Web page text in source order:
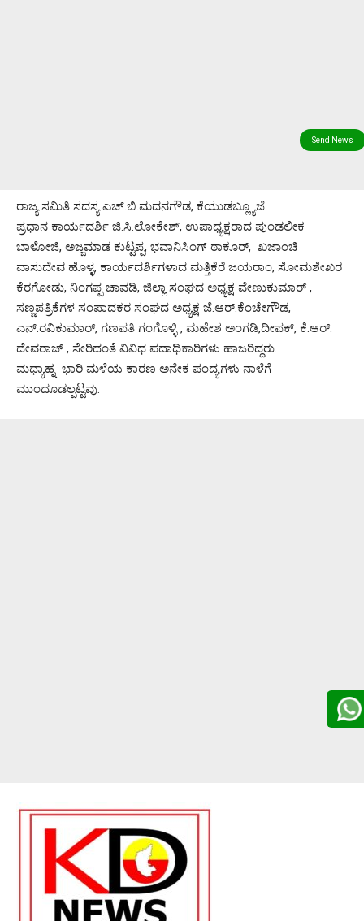
ರಾಜ್ಯ ಸಮಿತಿ ಸದಸ್ಯ ಎಚ್.ಬಿ.ಮದನಗೌಡ, ಕೆಯುಡಬ್ಲ್ಯೂಜೆ
ಪ್ರಧಾನ ಕಾರ್ಯದರ್ಶಿ ಜಿ.ಸಿ.ಲೋಕೇಶ್, ಉಪಾಧ್ಯಕ್ಷರಾದ ಪುಂಡಲೀಕ
ಬಾಳೋಜಿ, ಅಜ್ಜಮಾಡ ಕುಟ್ಟಪ್ಪ, ಭವಾನಿಸಿಂಗ್ ಠಾಕೂರ್, ಖಜಾಂಚಿ
ವಾಸುದೇವ ಹೊಳ್ಳ, ಕಾರ್ಯದರ್ಶಿಗಳಾದ ಮತ್ತಿಕೆರೆ ಜಯರಾಂ, ಸೋಮಶೇಖರ
ಕೆರಗೋಡು, ನಿಂಗಪ್ಪ ಚಾವಡಿ, ಜಿಲ್ಲಾ ಸಂಘದ ಅಧ್ಯಕ್ಷ ವೇಣುಕುಮಾರ್ ,
ಸಣ್ಣಪತ್ರಿಕೆಗಳ ಸಂಪಾದಕರ ಸಂಘದ ಅಧ್ಯಕ್ಷ ಜೆ.ಆರ್.ಕೆಂಚೇಗೌಡ,
ಎನ್.ರವಿಕುಮಾರ್, ಗಣಪತಿ ಗಂಗೊಳ್ಳಿ , ಮಹೇಶ ಅಂಗಡಿ,ದೀಪಕ್, ಕೆ.ಆರ್.
ದೇವರಾಜ್ , ಸೇರಿದಂತೆ ವಿವಿಧ ಪದಾಧಿಕಾರಿಗಳು ಹಾಜರಿದ್ದರು.
ಮಧ್ಯಾಹ್ನ ಭಾರಿ ಮಳೆಯ ಕಾರಣ ಅನೇಕ ಪಂದ್ಯಗಳು ನಾಳೆಗೆ
ಮುಂದೂಡಲ್ಪಟ್ಟವು.